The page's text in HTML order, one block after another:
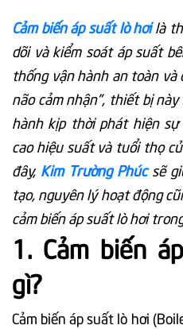
Cảm biến áp suất lò hơilà
dõi và kiểm soát áp suất
thống vận hành an toàn và
não cảm nhận”, thiết bị
hành kịp thời phát hiện sự
cao hiệu suất và tuổi thọ
đây, Kim Trường Phúcsẽ
tạo, nguyên lý hoạt động
cảm biến áp suất lò hơi
1. Cảm biến
gì?
Cảm biến áp suất lò hơi